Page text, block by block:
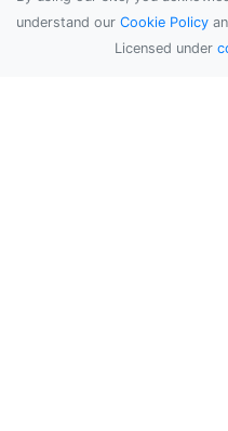
understand our Cookie Policy
Licensed under